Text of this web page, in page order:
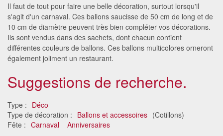
Il faut de tout pour faire une belle décoration, surtout lorsqu'il
s'agit d'un carnaval. Ces ballons saucisse de 50 cm de long et de
10 cm de diamètre peuvent très bien compléter vos décorations.
Ils sont vendus dans des sachets, dont chacun contient
différentes couleurs de ballons. Ces ballons multicolores orneront
également joliment un restaurant.
Suggestions de recherche.
Type : Déco
Type de décoration : Ballons et accessoires (Cotillons)
Fête : Carnaval Anniversaires